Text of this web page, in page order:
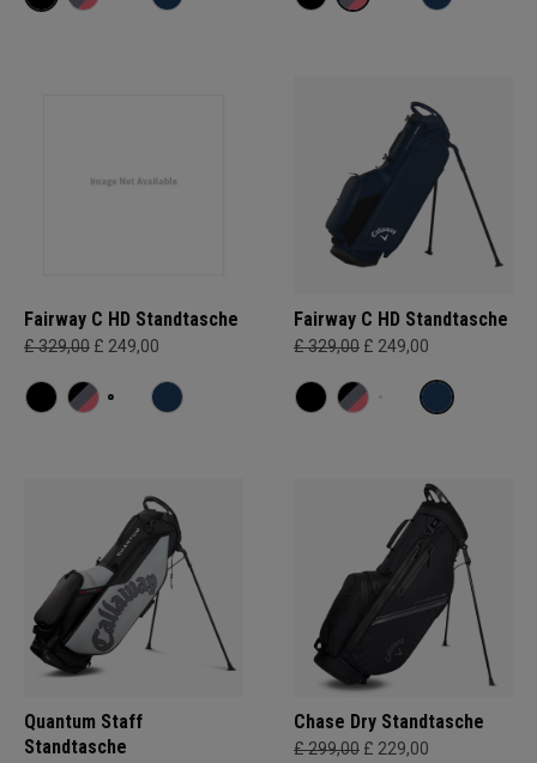
Fairway C HD Standtasche
£ 329,00 £ 249,00
Fairway C HD Standtasche
£ 329,00 £ 249,00
Quantum Staff
Standtasche
Chase Dry Standtasche
£ 299,00 £ 229,00